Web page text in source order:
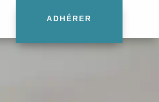
ADHÉRER